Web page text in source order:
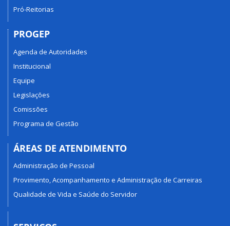
Pró-Reitorias
PROGEP
Agenda de Autoridades
Institucional
Equipe
Legislações
Comissões
Programa de Gestão
ÁREAS DE ATENDIMENTO
Administração de Pessoal
Provimento, Acompanhamento e Administração de Carreiras
Qualidade de Vida e Saúde do Servidor